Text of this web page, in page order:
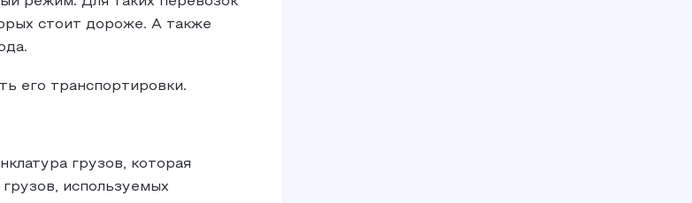
стоит дороже. А также
его транспортировки.
грузов, которая
используемых